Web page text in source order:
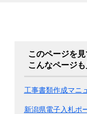
このページを
こんなページ
工事書類作成マニ
新潟県電子入札ポ